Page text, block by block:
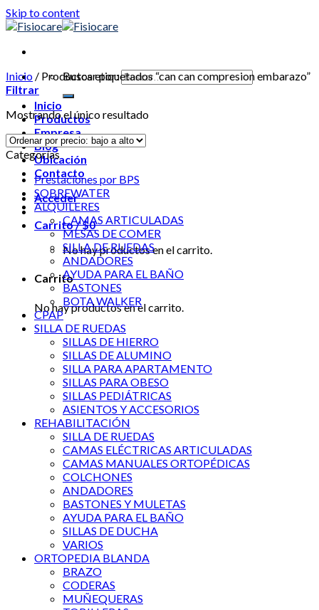
Skip to content
Buscar por:
Inicio
Productos
Empresa
Blog
Ubicación
Contacto
Acceder
Carrito /$0
No hay productos en el carrito.
Carrito
No hay productos en el carrito.
Inicio / Productos etiquetados “can can compresion embarazo”
Filtrar
Mostrando el único resultado
Categorías
Prestaciones por BPS
SOBREWATER
ALQUILERES
CAMAS ARTICULADAS
MESAS DE COMER
SILLA DE RUEDAS
ANDADORES
AYUDA PARA EL BAÑO
BASTONES
BOTA WALKER
CPAP
SILLA DE RUEDAS
SILLAS DE HIERRO
SILLAS DE ALUMINO
SILLA PARA APARTAMENTO
SILLAS PARA OBESO
SILLAS PEDIÁTRICAS
ASIENTOS Y ACCESORIOS
REHABILITACIÓN
SILLA DE RUEDAS
CAMAS ELÉCTRICAS ARTICULADAS
CAMAS MANUALES ORTOPÉDICAS
COLCHONES
ANDADORES
BASTONES Y MULETAS
AYUDA PARA EL BAÑO
SILLAS DE DUCHA
VARIOS
ORTOPEDIA BLANDA
BRAZO
CODERAS
MUÑEQUERAS